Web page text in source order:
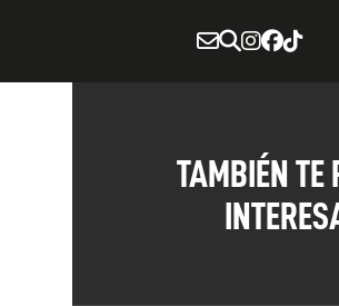
TAMBIÉN TE